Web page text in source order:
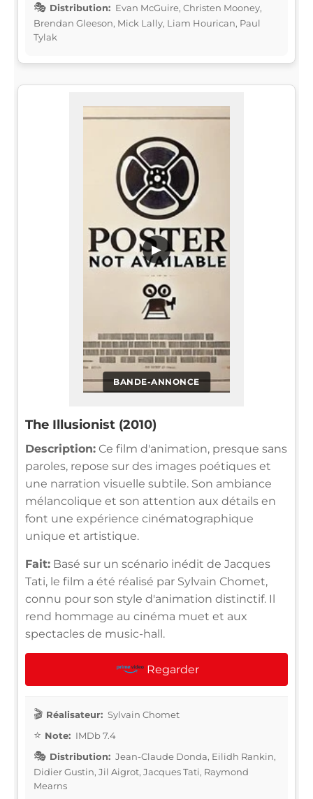
Distribution: Evan McGuire, Christen Mooney,
Brendan Gleeson, Mick Lally, Liam Hourican, Paul
Tylak
BANDE-ANNONCE
▶
The Illusionist (2010)
Description: Ce film d'animation, presque sans
paroles, repose sur des images poétiques et
une narration visuelle subtile. Son ambiance
mélancolique et son attention aux détails en
font une expérience cinématographique
unique et artistique.
Fait: Basé sur un scénario inédit de Jacques
Tati, le film a été réalisé par Sylvain Chomet,
connu pour son style d'animation distinctif. Il
rend hommage au cinéma muet et aux
spectacles de music-hall.
Regarder
Réalisateur: Sylvain Chomet
Note: IMDb 7.4
Distribution: Jean-Claude Donda, Eilidh Rankin,
Didier Gustin, Jil Aigrot, Jacques Tati, Raymond
Mearns